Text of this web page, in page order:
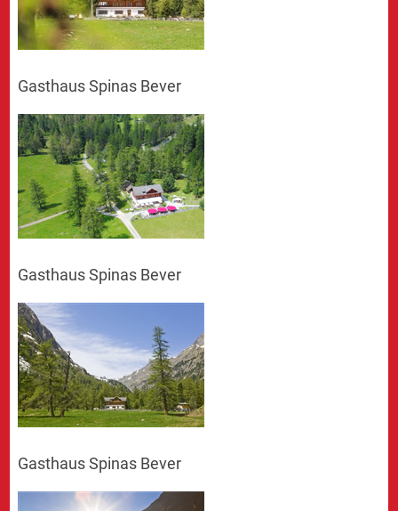
Gasthaus Spinas Bever
Gasthaus Spinas Bever
Gasthaus Spinas Bever